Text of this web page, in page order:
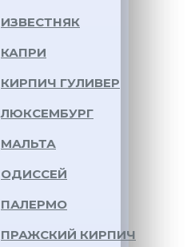
ИЗВЕСТНЯК
КАПРИ
КИРПИЧ ГУЛИВЕР
ЛЮКСЕМБУРГ
МАЛЬТА
ОДИССЕЙ
ПАЛЕРМО
ПРАЖСКИЙ КИРПИЧ